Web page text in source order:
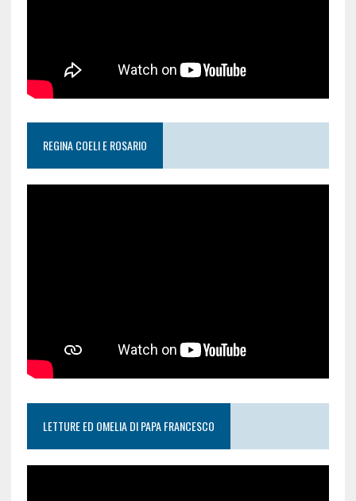
REGINA COELI E ROSARIO
LETTURE ED OMELIA DI PAPA FRANCESCO